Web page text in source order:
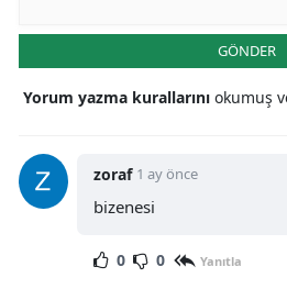
GÖNDER
Yorum yazma kurallarını okumuş
zoraf 1 ay önce
bizenesi
0 0 Yanıtla